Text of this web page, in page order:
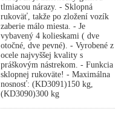
tlmiacou nárazy. - Sklopná
rukoväť, takže po zložení vozík
zaberie málo miesta. - Je
vybavený 4 kolieskami ( dve
otočné, dve pevné). - Vyrobené z
ocele najvyššej kvality s
práškovým nástrekom. - Funkcia
sklopnej rukoväte! - Maximálna
nosnosť: (KD3091)150 kg,
(KD3090)300 kg